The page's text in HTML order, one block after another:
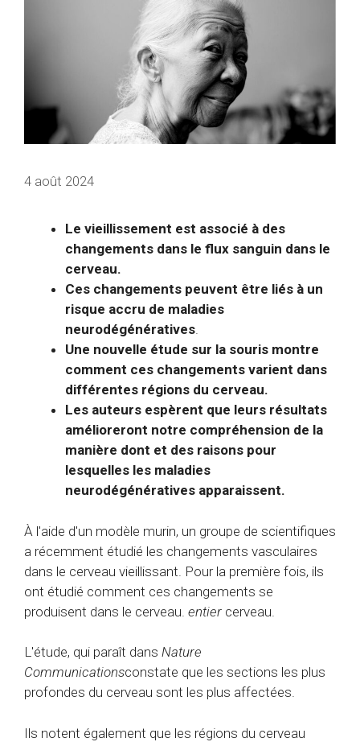
4 août 2024
Le vieillissement est associé à des
changements dans le flux sanguin dans le
cerveau.
Ces changements peuvent être liés à un
risque accru de maladies
neurodégénératives.
Une nouvelle étude sur la souris montre
comment ces changements varient dans
différentes régions du cerveau.
Les auteurs espèrent que leurs résultats
amélioreront notre compréhension de la
manière dont et des raisons pour
lesquelles les maladies
neurodégénératives apparaissent.
À l'aide d'un modèle murin, un groupe de scientifiques
a récemment étudié les changements vasculaires
dans le cerveau vieillissant. Pour la première fois, ils
ont étudié comment ces changements se
produisent dans le cerveau. entier cerveau.
L'étude, qui paraît dans Nature
Communicationsconstate que les sections les plus
profondes du cerveau sont les plus affectées.
Ils notent également que les régions du cerveau